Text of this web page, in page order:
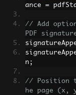
ance =
// Add
PDF
n ;
// Position
he page (x,